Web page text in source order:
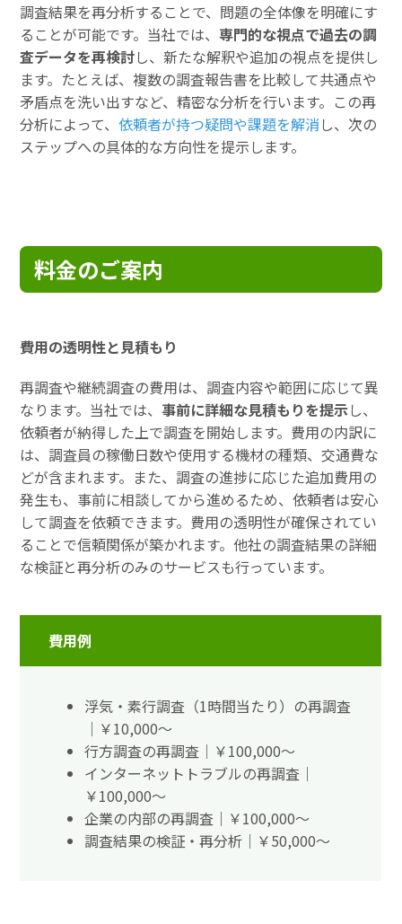
調査結果を再分析することで、問題の全体像を明確にす
ることが可能です。当社では、専門的な視点で過去の調
査データを再検討し、新たな解釈や追加の視点を提供し
ます。たとえば、複数の調査報告書を比較して共通点や
矛盾点を洗い出すなど、精密な分析を行います。この再
分析によって、依頼者が持つ疑問や課題を解消 し、次の
ステップへの具体的な方向性を提示します。
料金のご案内
費用の透明性と見積もり
再調査や継続調査の費用は、調査内容や範囲に応じて異
なります。当社では、事前に詳細な見積もりを提示し、
依頼者が納得した上で調査を開始します。費用の内訳に
は、調査員の稼働日数や使用する機材の種類、交通費な
どが含まれます。また、調査の進捗に応じた追加費用の
発生も、事前に相談してから進めるため、依頼者は安心
して調査を依頼できます。費用の透明性が確保されてい
ることで信頼関係が築かれます。他社の調査結果の詳細
な検証と再分析のみのサービスも行っています。
費用例
浮気・素行調査（1時間当たり）の再調査
｜￥10,000～
行方調査の再調査｜￥100,000～
インターネットトラブルの再調査｜
￥100,000～
企業の内部の再調査｜￥100,000～
調査結果の検証・再分析｜￥50,000～